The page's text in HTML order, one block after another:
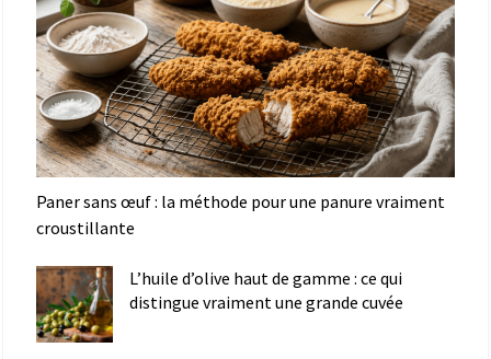
Paner sans œuf : la méthode pour une panure vraiment
croustillante
L’huile d’olive haut de gamme : ce qui
distingue vraiment une grande cuvée